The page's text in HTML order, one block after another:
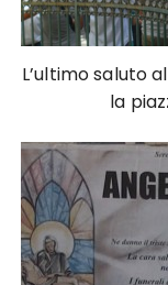
L’ultimo saluto
la